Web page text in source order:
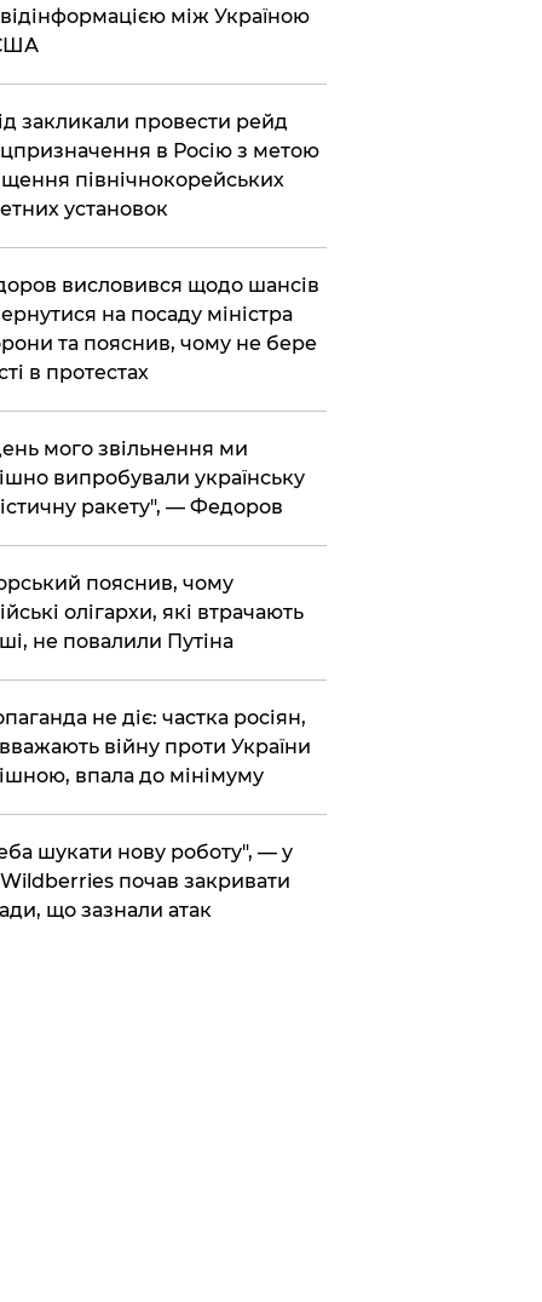
між Україною
закликали провести рейд
в Росію з метою
північнокорейських
установок
висловився щодо шансів
на посаду міністра
та пояснив, чому не бере
в протестах
мого звільнення ми
випробували українську
ракету", — Федоров
пояснив, чому
олігархи, які втрачають
не повалили Путіна
не діє: частка росіян,
війну проти України
впала до мінімуму
шукати нову роботу", — у
почав закривати
що зазнали атак